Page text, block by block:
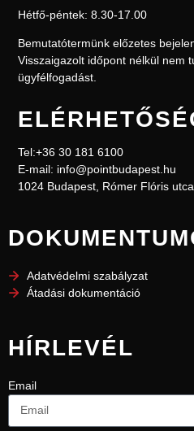
Hétfő-péntek: 8.30-17.00
Bemutatótermünk előzetes
Visszaigazolt időpont nélkül nem
ügyfélfogadást.
Tel:+36 30 181 6100
E-mail: info@pointbudapest.hu
1024 Budapest, Rómer Flóris utca
Adatvédelmi szabályzat
Átadási dokumentáció
HÍRLEVÉL
Email